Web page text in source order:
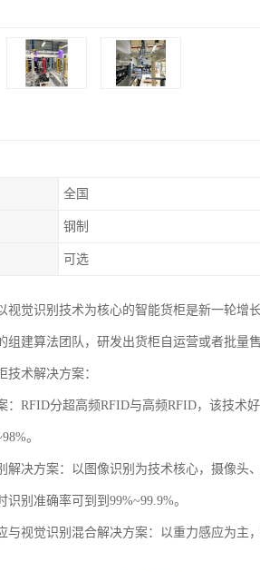
全国
钢制
可选
视觉识别技术为核心的智能货柜是新一轮增
组建算法团队，研发出货柜自运营或者批量售
技术解决方案：
：RFID分超高频RFID与高频RFID，该技术
。
解决方案：以图像识别为技术核心，摄像头
识别准确率可到到99%~99.9%。
与视觉识别混合解决方案：以重力感应为主